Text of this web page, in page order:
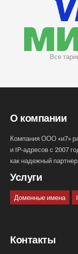
Все
О компании
Компания ООО «и7»
и IP-адресов с 2007
как надежный
Услуги
Доменные имена
Контакты